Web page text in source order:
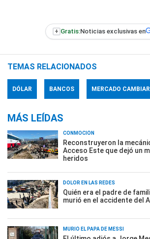
+ Gratis:Noticias exclusivas en
TEMAS RELACIONADOS
DÓLAR BANCOS MERCADO
MÁS LEÍDAS
CONMOCIÓN
Reconstruyeron la
Acceso Este que dejó un
heridos
DOLOR EN LAS REDES
Quién era el padre de
murió en el accidente del
MURIÓ EL PAPÁ DE MESSI